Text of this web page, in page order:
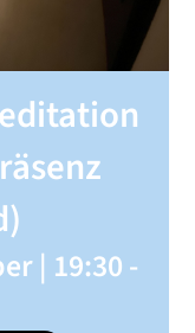
| 19:30-